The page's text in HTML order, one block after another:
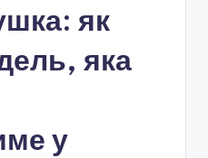
як
яка
у